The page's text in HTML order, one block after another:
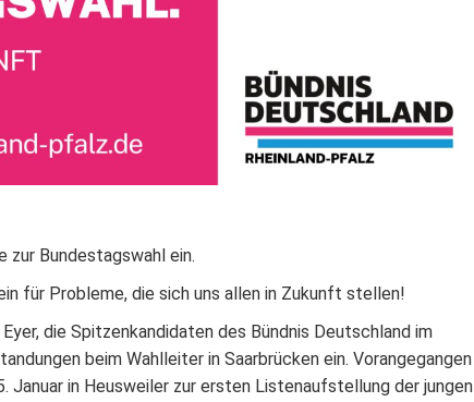
zur Bundestagswahl ein.
für Probleme, die sich uns allen in Zukunft stellen!
die Spitzenkandidaten des Bündnis Deutschland im
beim Wahlleiter in Saarbrücken ein. Vorangegangen
Januar in Heusweiler zur ersten Listenaufstellung der jungen